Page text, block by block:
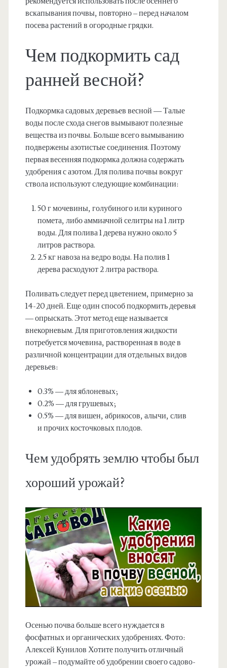
вскапывания почвы, повторно – перед началом
посева растений в огородные грядки.
Чем подкормить сад
ранней весной?
Подкормка садовых деревьев весной — Талые
воды после схода снегов вымывают полезные
вещества из почвы. Больше всего вымыванию
подвержены азотистые соединения. Поэтому
первая весенняя подкормка должна содержать
удобрения с азотом. Для полива почвы вокруг
ствола используют следующие комбинации:
50 г мочевины, голубиного или куриного
помета, либо аммиачной селитры на 1 литр
воды. Для полива 1 дерева нужно около 5
литров раствора.
2.5 кг навоза на ведро воды. На полив 1
дерева расходуют 2 литра раствора.
Поливать следует перед цветением, примерно за
14-20 дней. Еще один способ подкормить деревья
— опрыскать. Этот метод еще называется
внекорневым. Для приготовления жидкости
потребуется мочевина, растворенная в воде в
различной концентрации для отдельных видов
деревьев:
0.3% — для яблоневых;
0.2% — для грушевых;
0.5% — для вишен, абрикосов, алычи, слив
и прочих косточковых плодов.
Чем удобрять землю чтобы был
хороший урожай?
Осенью почва больше всего нуждается в
фосфатных и органических удобрениях. Фото:
Алексей Кунилов Хотите получить отличный
урожай – подумайте об удобрении своего садово-